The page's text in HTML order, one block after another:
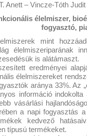
Anett – Vincze-Tóth
élelmiszer,
fogyasztó,
mint
élelmiszeriparának
is alátámaszt.
eredményei
élelmiszereket
aránya 33%. Az
információ
vásárlási
a napi fogyasztás
kedvező
típusú termékeket.